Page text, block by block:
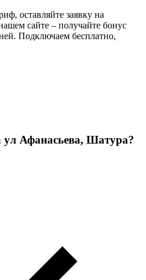
оставляйте заявку на
сайте – получайте бонус
Подключаем бесплатно,
Афанасьева, Шатура?